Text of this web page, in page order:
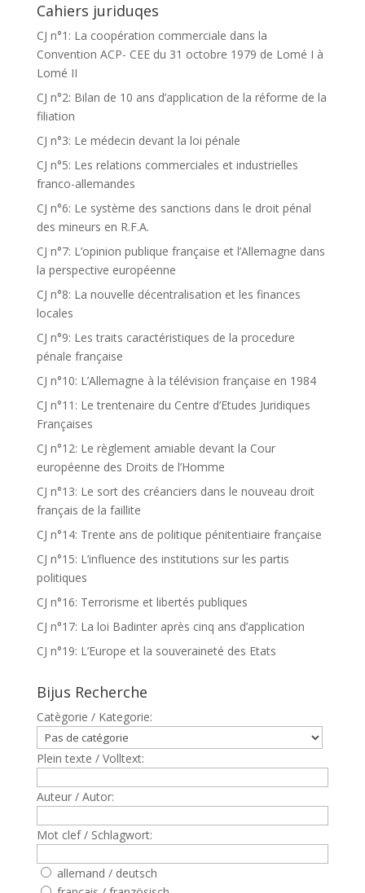
Cahiers juriduqes
CJ n°1: La coopération commerciale dans la
Convention ACP- CEE du 31 octobre 1979 de Lomé I à
Lomé II
CJ n°2: Bilan de 10 ans d’application de la réforme de la
filiation
CJ n°3: Le médecin devant la loi pénale
CJ n°5: Les relations commerciales et industrielles
franco-allemandes
CJ n°6: Le système des sanctions dans le droit pénal
des mineurs en R.F.A.
CJ n°7: L’opinion publique française et l’Allemagne dans
la perspective européenne
CJ n°8: La nouvelle décentralisation et les finances
locales
CJ n°9: Les traits caractéristiques de la procedure
pénale française
CJ n°10: L’Allemagne à la télévision française en 1984
CJ n°11: Le trentenaire du Centre d’Etudes Juridiques
Françaises
CJ n°12: Le règlement amiable devant la Cour
européenne des Droits de l’Homme
CJ n°13: Le sort des créanciers dans le nouveau droit
français de la faillite
CJ n°14: Trente ans de politique pénitentiaire française
CJ n°15: L’influence des institutions sur les partis
politiques
CJ n°16: Terrorisme et libertés publiques
CJ n°17: La loi Badinter après cinq ans d’application
CJ n°19: L’Europe et la souveraineté des Etats
Bijus Recherche
Catègorie / Kategorie:
Plein texte / Volltext:
Auteur / Autor:
Mot clef / Schlagwort:
allemand / deutsch